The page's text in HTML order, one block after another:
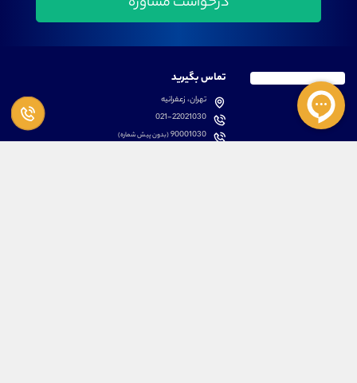
تماس بگیرید
تهران، زعفرانیه
021-22021030
90001030(بدون پیش شماره)